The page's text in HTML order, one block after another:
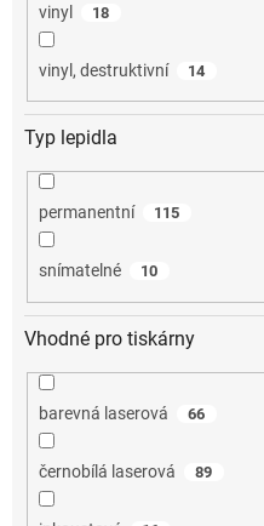
vinyl 18
vinyl, destruktivní 14
Typ lepidla
permanentní 115
snímatelné 10
Vhodné pro tiskárny
barevná laserová 66
černobílá laserová 89